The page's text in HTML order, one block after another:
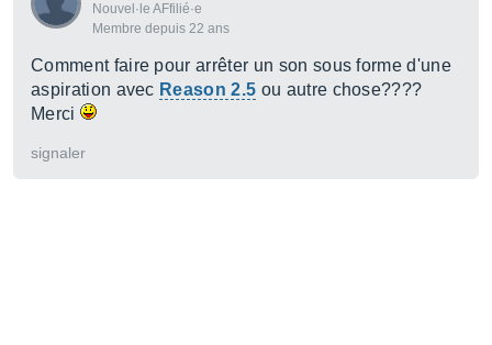
Nouvel·le AFfilié·e
Membre depuis 22 ans
Comment faire pour arrêter un son sous forme d'une
aspiration avec Reason 2.5 ou autre chose????
Merci
signaler